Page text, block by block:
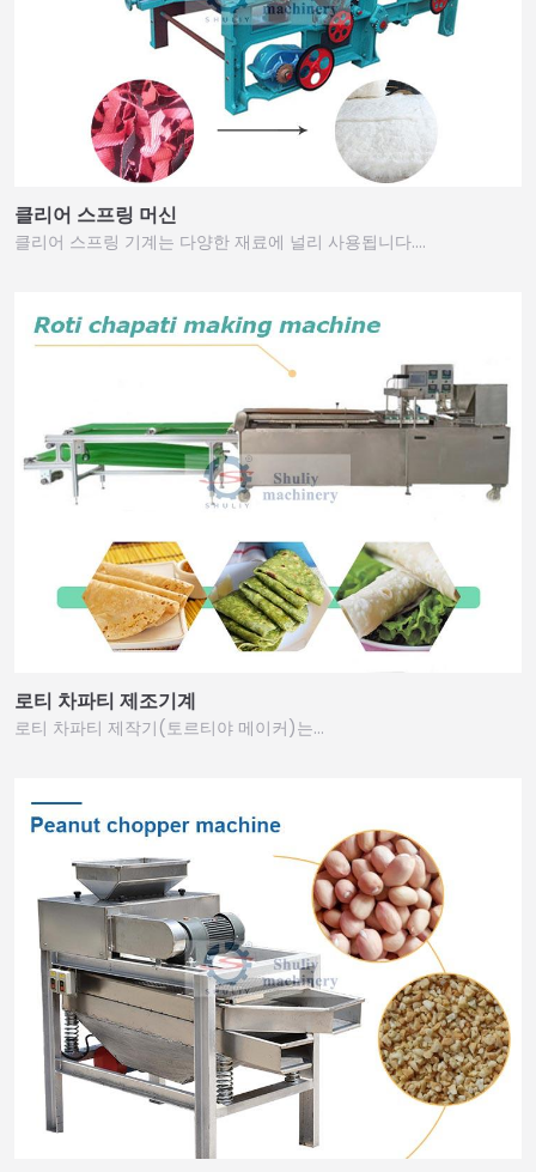
클리어 스프링 머신
클리어 스프링 기계는 다양한 재료에 널리 사용됩니다.…
로티 차파티 제조기계
로티 차파티 제작기(토르티야 메이커)는…